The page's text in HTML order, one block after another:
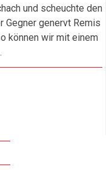
und scheuchte den
Gegner genervt Remis
können wir mit einem